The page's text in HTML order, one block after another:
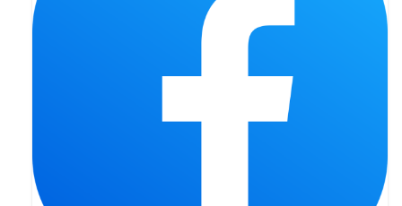
Bierzmowanie 24.10.2022r.
Odpust 2022